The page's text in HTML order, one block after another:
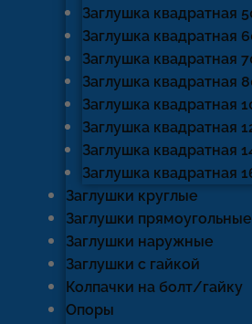
Заглушка квадратная
Заглушка квадратная
Заглушка квадратная
Заглушка квадратная
Заглушка квадратная
Заглушка квадратная
Заглушка квадратная
Заглушка квадратная
Заглушки круглые
Заглушки прямоугольные
Заглушки наружные
Заглушки с гайкой
Колпачки на болт/гайку
Опоры